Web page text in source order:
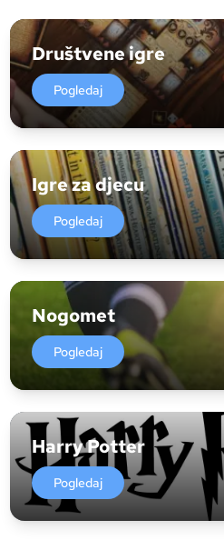
Društvene igre
Pogledaj
Igre za djecu
Pogledaj
Nogomet
Pogledaj
Harry Potter
Pogledaj